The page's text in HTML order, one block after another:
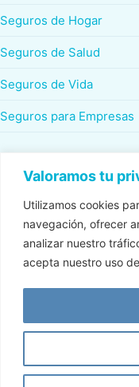
Valoramos tu
Utilizamos cookies
navegación, ofrecer
analizar nuestro
acepta nuestro uso
Seguros de Hogar
Seguros de Salud
Seguros de Vida
Seguros para Empresas
¡COTIZA CON
Calle A #97
Santa Lucia.
099 5 876 688
© 2026 UYANA